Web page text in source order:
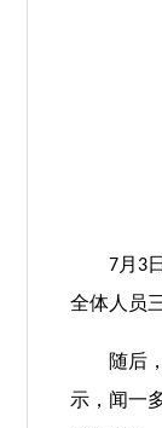
7月3
全体人员
随后
示，闻一